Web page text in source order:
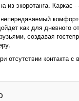
из экоротанга. Каркас
как для дневного
создавая
контакта с